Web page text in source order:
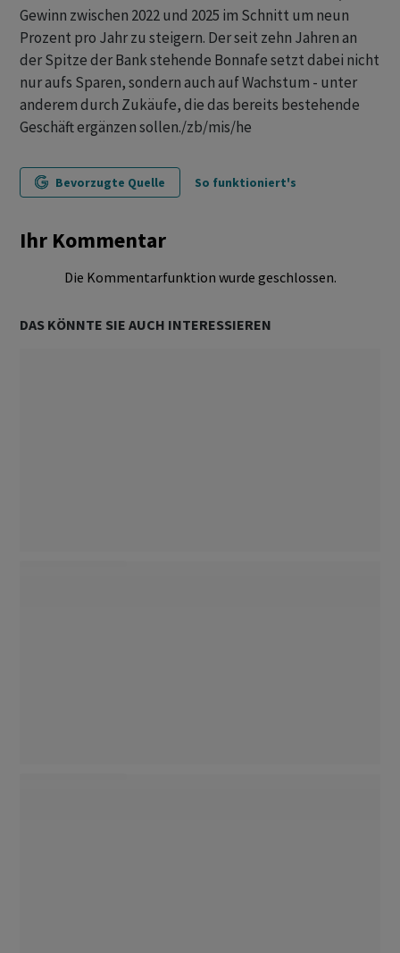
Gewinn zwischen 2022 und 2025 im Schnitt um neun
Prozent pro Jahr zu steigern. Der seit zehn Jahren an
der Spitze der Bank stehende Bonnafe setzt dabei nicht
nur aufs Sparen, sondern auch auf Wachstum - unter
anderem durch Zukäufe, die das bereits bestehende
Geschäft ergänzen sollen./zb/mis/he
Bevorzugte Quelle So funktioniert's
Ihr Kommentar
Die Kommentarfunktion wurde geschlossen.
DAS KÖNNTE SIE AUCH INTERESSIEREN